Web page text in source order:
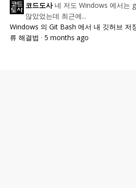
코드도사 네 저도 Windows 에서는
않았었는데 최근에...
Windows 의 Git Bash 에서 내 깃허브 저
류 해결법 · 5 months ago